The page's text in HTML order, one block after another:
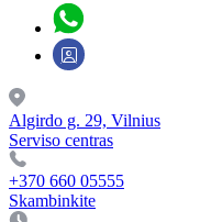
Algirdo g. 29, Vilnius
Serviso centras
+370 660 05555
Skambinkite